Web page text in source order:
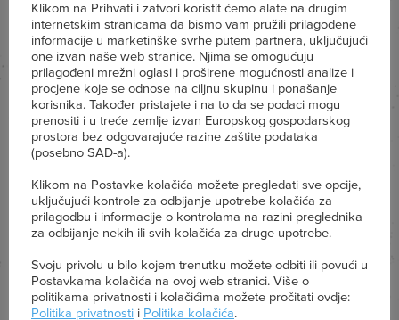
Inspiracija
jednostavno zdravo i ukusno!
Klikom na Prihvati i zatvori koristit ćemo alate na drugim
internetskim stranicama da bismo vam pružili prilagođene
informacije u marketinške svrhe putem partnera, uključujući
one izvan naše web stranice. Njima se omogućuju
prilagođeni mrežni oglasi i proširene mogućnosti analize i
procjene koje se odnose na ciljnu skupinu i ponašanje
korisnika. Također pristajete i na to da se podaci mogu
prenositi i u treće zemlje izvan Europskog gospodarskog
prostora bez odgovarajuće razine zaštite podataka
(posebno SAD-a).
Klikom na Postavke kolačića možete pregledati sve opcije,
uključujući kontrole za odbijanje upotrebe kolačića za
prilagodbu i informacije o kontrolama na razini preglednika
za odbijanje nekih ili svih kolačića za druge upotrebe.
Svoju privolu u bilo kojem trenutku možete odbiti ili povući u
Postavkama kolačića na ovoj web stranici. Više o
politikama privatnosti i kolačićima možete pročitati ovdje:
Politika privatnosti i Politika kolačića.